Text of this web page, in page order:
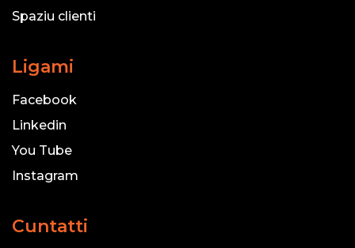
Spaziu clienti
Ligami
Facebook
Linkedin
You Tube
Instagram
Cuntatti